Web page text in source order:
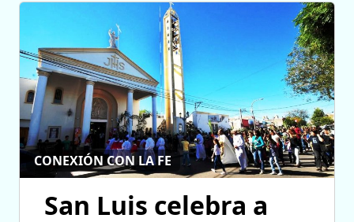
CONEXIÓN CON LA FE
San Luis celebra a